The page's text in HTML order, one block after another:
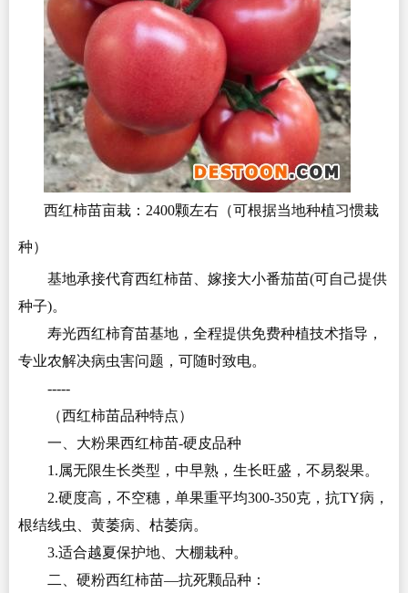
西红柿苗亩栽：2400颗左右（可根据当地种植习惯栽
种）
基地承接代育西红柿苗、嫁接大小番茄苗(可自己提供
种子)。
寿光西红柿育苗基地，全程提供免费种植技术指导，
专业农解决病虫害问题，可随时致电。
-----
（西红柿苗品种特点）
一、大粉果西红柿苗-硬皮品种
1.属无限生长类型，中早熟，生长旺盛，不易裂果。
2.硬度高，不空穗，单果重平均300-350克，抗TY病，
根结线虫、黄萎病、枯萎病。
3.适合越夏保护地、大棚栽种。
二、硬粉西红柿苗—抗死颗品种：